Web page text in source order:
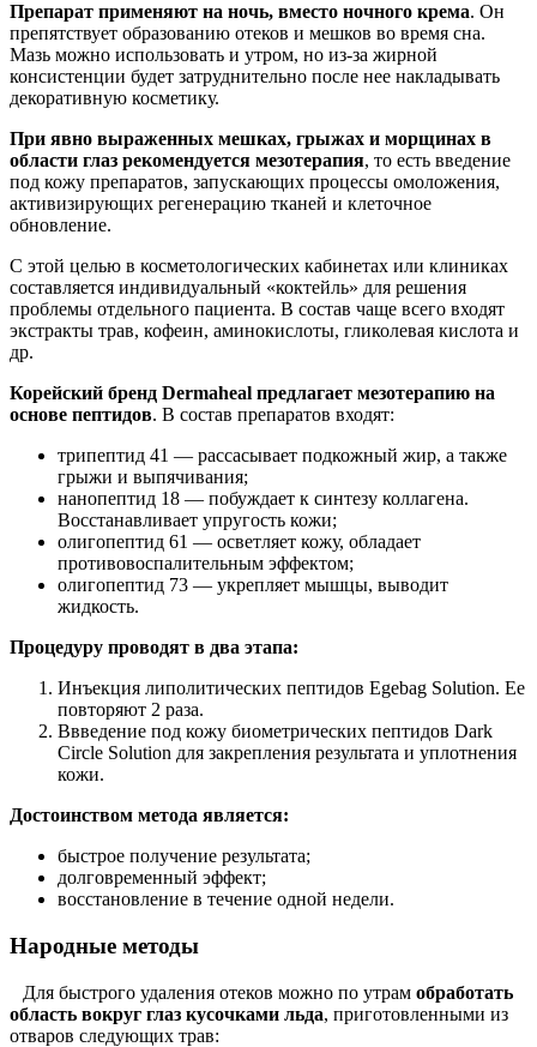
Препарат применяют на ночь, вместо ночного крема. Он
препятствует образованию отеков и мешков во время сна.
Мазь можно использовать и утром, но из-за жирной
консистенции будет затруднительно после нее накладывать
декоративную косметику.
При явно выраженных мешках, грыжах и морщинах в
области глаз рекомендуется мезотерапия, то есть введение
под кожу препаратов, запускающих процессы омоложения,
активизирующих регенерацию тканей и клеточное
обновление.
С этой целью в косметологических кабинетах или клиниках
составляется индивидуальный «коктейль» для решения
проблемы отдельного пациента. В состав чаще всего входят
экстракты трав, кофеин, аминокислоты, гликолевая кислота и
др.
Корейский бренд Dermaheal предлагает мезотерапию на
основе пептидов. В состав препаратов входят:
трипептид 41 — рассасывает подкожный жир, а также
грыжи и выпячивания;
нанопептид 18 — побуждает к синтезу коллагена.
Восстанавливает упругость кожи;
олигопептид 61 — осветляет кожу, обладает
противовоспалительным эффектом;
олигопептид 73 — укрепляет мышцы, выводит
жидкость.
Процедуру проводят в два этапа:
Инъекция липолитических пептидов Egebag Solution. Ее
повторяют 2 раза.
Ввведение под кожу биометрических пептидов Dark
Circle Solution для закрепления результата и уплотнения
кожи.
Достоинством метода является:
быстрое получение результата;
долговременный эффект;
восстановление в течение одной недели.
Народные методы
Для быстрого удаления отеков можно по утрам обработать
область вокруг глаз кусочками льда, приготовленными из
отваров следующих трав: